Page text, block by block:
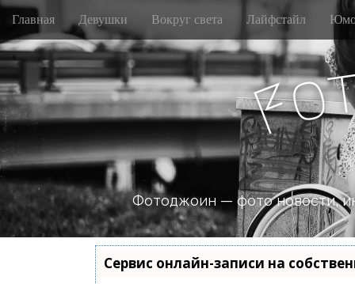
M
i
n
m
e
n
u
S
i
p
t
o
c
o
n
t
e
Главная Девушки Вокруг света Лайфстайл
Fo
Фотоджоин — фото новости,
Сервис онлайн-записи на